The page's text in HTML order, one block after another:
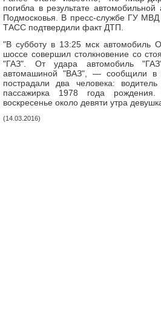
погибла в результате
Подмосковья. В пресс-службе ГУ МВД
ТАСС подтвердили факт ДТП.
"В субботу в 13:25 мск автомобиль
шоссе совершил столкновение со
"ГАЗ". От удара автомобиль
автомашиной "ВАЗ", — сообщили в
пострадали два человека:
пассажирка 1978 года
воскресенье около девяти утра
(14.03.2016)